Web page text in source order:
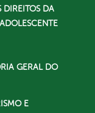
DIREITOS DA
GERAL DO
E